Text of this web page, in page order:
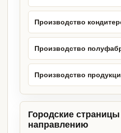
Производство
Производство
Производство
Городские
направлению